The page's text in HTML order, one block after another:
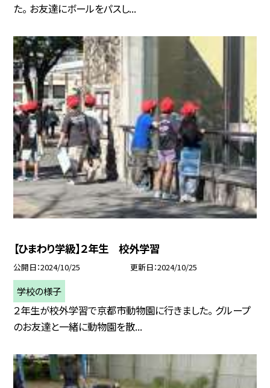
た。 お友達にボールをパスし...
【ひまわり学級】２年生 校外学習
公開日 2024/10/25 更新日 2024/10/25
学校の様子
２年生が校外学習で京都市動物園に行きました。 グループ
のお友達と一緒に動物園を散...